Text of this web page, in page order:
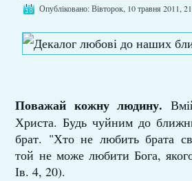
Опубліковано: Вівторок, 10 травня 2011,
Поважай кожну людину.
Христа. Будь чуйним до
брат. "Хто не любить брата
той не може любити Бога,
Ів. 4, 20).